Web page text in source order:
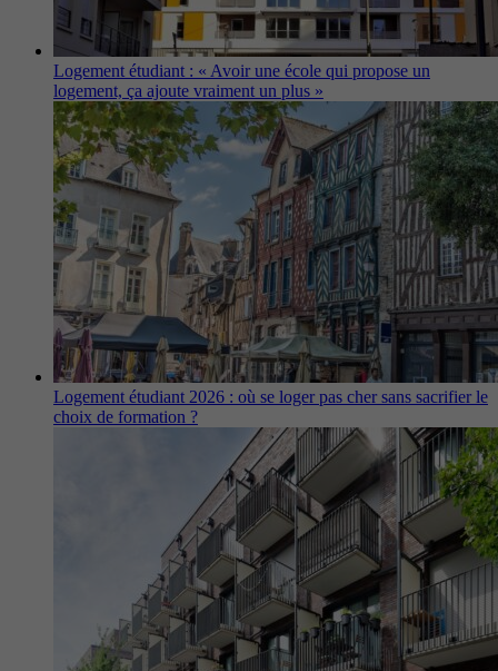
Logement étudiant : « Avoir une école qui propose un
logement, ça ajoute vraiment un plus »
Logement étudiant 2026 : où se loger pas cher sans sacrifier le
choix de formation ?